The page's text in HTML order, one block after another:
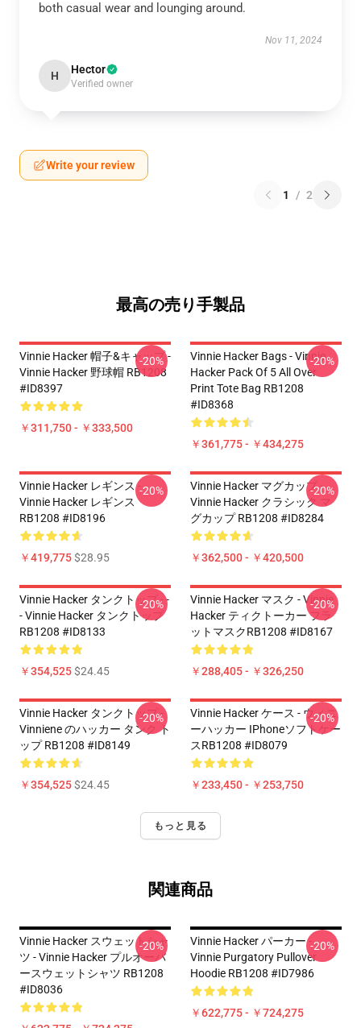
both casual wear and lounging around.
Nov 11, 2024
H Hector
Verified owner
Write your review
1 / 2
最高の売り手製品
Vinnie Hacker 帽子&キャップ -
Vinnie Hacker 野球帽 RB1208
#ID8397
￥311,750 - ￥333,500
-20%
Vinnie Hacker Bags - Vinnie
Hacker Pack Of 5 All Over
Print Tote Bag RB1208
#ID8368
￥361,775 - ￥434,275
-20%
Vinnie Hacker レギンス -
Vinnie Hacker レギンス
RB1208 #ID8196
￥419,775$28.95
-20%
Vinnie Hacker マグカップ -
Vinnie Hacker クラシック マ
グカップ RB1208 #ID8284
￥362,500 - ￥420,500
-20%
Vinnie Hacker タンクトップ - -
- Vinnie Hacker タンクトップ
RB1208 #ID8133
￥354,525$24.45
-20%
Vinnie Hacker マスク - Vinnie
Hacker ティクトーカー フラ
ットマスクRB1208 #ID8167
￥288,405 - ￥326,250
-20%
Vinnie Hacker タンクトップ -
Vinniene のハッカー タンク ト
ップ RB1208 #ID8149
￥354,525$24.45
-20%
Vinnie Hacker ケース - ウィニ
ーハッカー IPhoneソフトケー
スRB1208 #ID8079
￥233,450 - ￥253,750
-20%
もっと見る
関連商品
Vinnie Hacker スウェットシャ
ツ - Vinnie Hacker プルオーバ
ースウェットシャツ RB1208
#ID8036
-20%
Vinnie Hacker パーカー -
Vinnie Purgatory Pullover
Hoodie RB1208 #ID7986
￥622,775 - ￥724,275
-20%